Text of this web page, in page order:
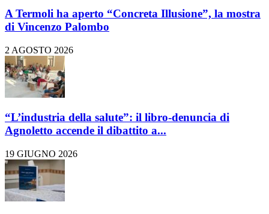
A Termoli ha aperto “Concreta Illusione”, la mostra
di Vincenzo Palombo
2 AGOSTO 2026
“L’industria della salute”: il libro-denuncia di
Agnoletto accende il dibattito a...
19 GIUGNO 2026